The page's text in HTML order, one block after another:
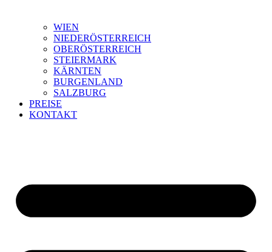
WIEN
NIEDERÖSTERREICH
OBERÖSTERREICH
STEIERMARK
KÄRNTEN
BURGENLAND
SALZBURG
PREISE
KONTAKT